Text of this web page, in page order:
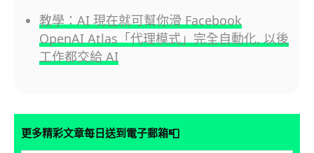
教學：AI 現在就可幫你滑 Facebook
OpenAI Atlas「代理模式」完全自動化, 以後
工作都交給 AI
更多精彩文章每日送到電子郵箱📮